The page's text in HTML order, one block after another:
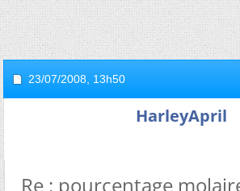
23/07/2008, 13h50
HarleyApril
Re : pourcentage